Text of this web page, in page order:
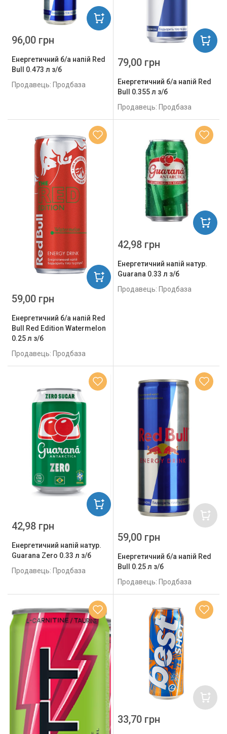
Енергетичний б/а напій Red
Bull 0.473 л з/б
Продавець: Продбаза
96,00 грн
Енергетичний б/а напій Red
Bull 0.355 л з/б
Продавець: Продбаза
79,00 грн
Енергетичний б/а напій Red
Bull Red Edition Watermelon
0.25 л з/б
Продавець: Продбаза
59,00 грн
Енергетичний напій натур.
Guarana 0.33 л з/б
Продавець: Продбаза
42,98 грн
Енергетичний напій натур.
Guarana Zero 0.33 л з/б
Продавець: Продбаза
42,98 грн
Енергетичний б/а напій Red
Bull 0.25 л з/б
Продавець: Продбаза
59,00 грн
33,70 грн